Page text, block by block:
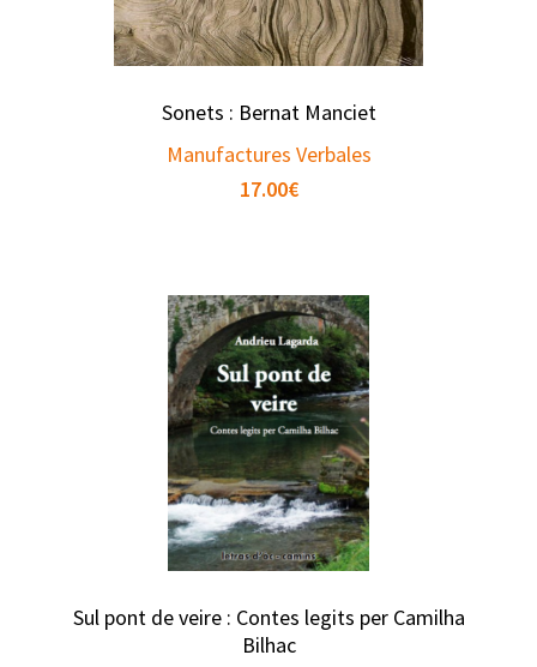
Sonets : Bernat Manciet
Manufactures Verbales
17.00€
Sul pont de veire : Contes legits per Camilha
Bilhac